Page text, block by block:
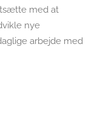
med at
nye
arbejde med